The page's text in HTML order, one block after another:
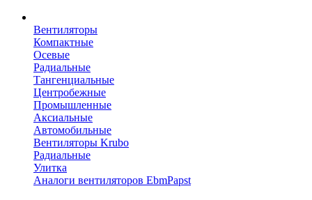
Вентиляторы
Компактные
Осевые
Радиальные
Тангенциальные
Центробежные
Промышленные
Аксиальные
Автомобильные
Вентиляторы Krubo
Радиальные
Улитка
Аналоги вентиляторов EbmPapst